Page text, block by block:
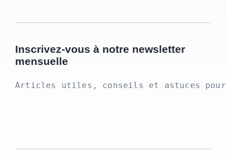
Inscrivez-vous à notre newsletter
mensuelle
Articles utiles, conseils et astuces